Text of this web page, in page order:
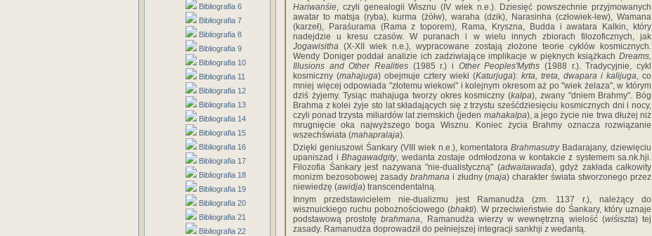
Bibliografia 6
Bibliografia 7
Bibliografia 8
Bibliografia 9
Bibliografia 10
Bibliografia 11
Bibliografia 12
Bibliografia 13
Bibliografia 14
Bibliografia 15
Bibliografia 16
Bibliografia 17
Bibliografia 18
Bibliografia 19
Bibliografia 20
Bibliografia 21
Bibliografia 22
Hariwanśie, czyli genealogii Wisznu (IV wiek n.e.). Dziesięć powszechnie przyjmowanych
awatar to matsja (ryba), kurma (żółw), waraha (dzik), Narasinha (człowiek-lew), Wamana
(karzeł), Paraśurama (Rama z toporem), Rama, Kryszna, Budda i awatara Kalkin, który
nadejdzie u kresu czasów. W puranach i w wielu innych zbiorach filozoficznych, jak
Jogawisitha (X-XII wiek n.e.), wypracowane zostają złożone teorie cyklów kosmicznych.
Wendy Doniger poddał analizie ich zadziwiające implikacje w pięknych książkach Dreams,
Illusions and Other Realities (1985 r.) i Other Peoples'Myths (1988 r.). Tradycyjnie, cykl
kosmiczny (mahajuga) obejmuje cztery wieki (Katurjuga): krta, treta, dwapara i kalijuga, co
mniej więcej odpowiada "złotemu wiekowi" i kolejnym okresom aż po "wiek żelaza", w którym
dziś żyjemy. Tysiąc mahajuga tworzy okres kosmiczny (kalpa), zwany "dniem Brahmy". Bóg
Brahma z kolei żyje sto lat składających się z trzystu sześćdziesięciu kosmicznych dni i nocy,
czyli ponad trzysta miliardów lat ziemskich (jeden mahakalpa), a jego życie nie trwa dłużej niż
mrugnięcie oka najwyższego boga Wisznu. Koniec życia Brahmy oznacza rozwiązanie
wszechświata (mahapralaja).
Dzięki geniuszowi Śankary (VIII wiek n.e.), komentatora BrahmasutryBadarajany, dziewięciu
upaniszad i Bhagawadgity, wedanta zostaje odmłodzona w kontakcie z systemem sa.nk.hji.
Filozofia Śankary jest nazywana "nie-dualistyczną" (adwaitawada), gdyż zakłada całkowity
monizm bezosobowej zasady brahmanai złudny (maja) charakter świata stworzonego przez
niewiedzę (awidja) transcendentalną.
Innym przedstawicielem nie-dualizmu jest Ramanudża (zm. 1137 r.), należący do
wisznuickiego ruchu pobożnościowego (bhakti). W przeciwieństwie do Śankary, który uznaje
podstawową prostotębrahmana, Ramanudża wierzy w wewnętrzną wielość (wiśiszta) tej
zasady. Ramanudża doprowadził do pełniejszej integracji sankhji z wedantą.